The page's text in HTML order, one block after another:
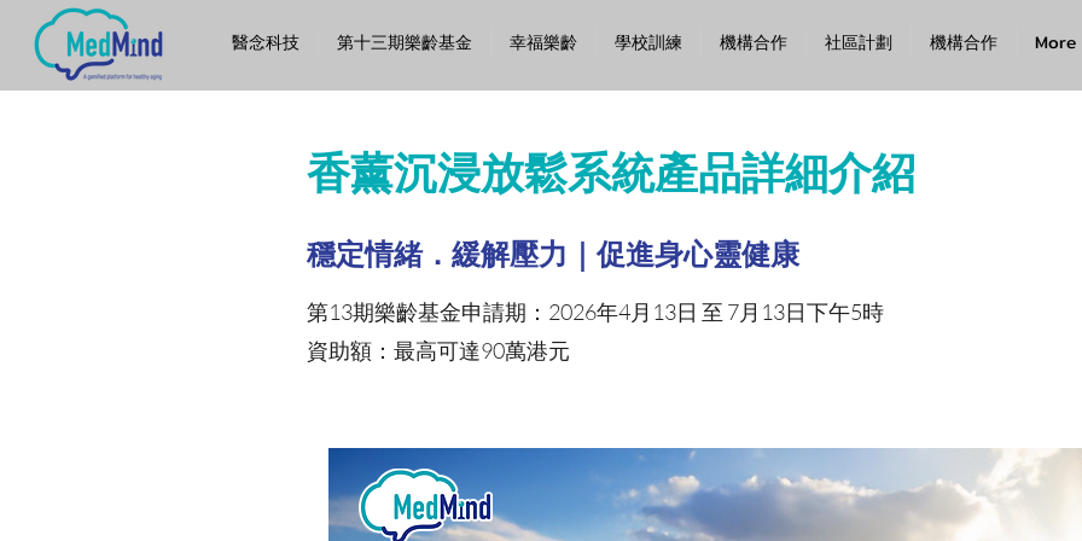
醫念科技 第十三期樂齡基金 幸福樂齡 學校訓練 機構合作 社區計劃 機構合作 More
香薰沉浸放鬆系統產品詳細介紹
穩定情緒．緩解壓力｜促進身心靈健康
第13期樂齡基金申請期：2026年4月13日 至 7月13日下午5時
資助額：最高可達90萬港元